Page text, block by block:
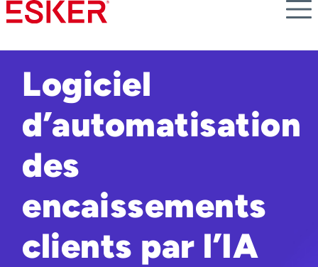
Skip
to
content
Logiciel
d’automatisation
des
encaissements
clients par l’IA